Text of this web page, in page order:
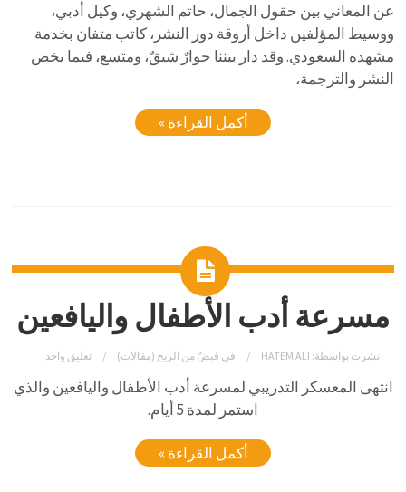
عن المعاني بين حقول الجمال، حاتم الشهري، وكيل أدبي،
ووسيط المؤلفين داخل أروقة دور النشر، كاتب متفان بخدمة
مشهده السعودي. وقد دار بيننا حوارٌ شيقٌ، ومتسع، فيما يخص
النشر والترجمة،
أكمل القراءة »
مسرعة أدب الأطفال واليافعين
نشرت بواسطة: HATEM ALI في قبضٌ من الريح (مقالات) تعليق واحد
انتهى المعسكر التدريبي لمسرعة أدب الأطفال واليافعين والذي
استمر لمدة 5 أيام.
أكمل القراءة »